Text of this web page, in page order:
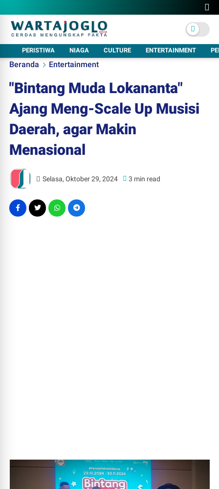
PERISTIWA NIAGA CULTURE ENTERTAINMENT
Beranda Entertainment
"Bintang Muda Lokananta"
Ajang Meng-Scale Up Musisi
Daerah, agar Makin
Menasional
Selasa, Oktober 29, 2024 3 min read